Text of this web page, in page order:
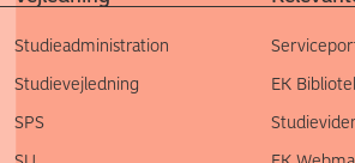
Studieadministration
Studievejledning
SPS
EK